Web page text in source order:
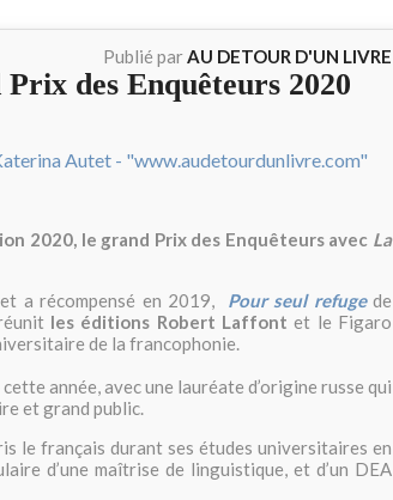
Publié parAU DETOUR D'UN LIVRE
des Enquêteurs 2020
2020, le grand Prix des Enquêteurs avec La
a récompensé en 2019, Pour seul refugede
les éditions Robert Laffont et le Figaro
de la francophonie.
année, avec une lauréate d’origine russe qui
et grand public.
le français durant ses études universitaires en
d’une maîtrise de linguistique, et d’un DEA